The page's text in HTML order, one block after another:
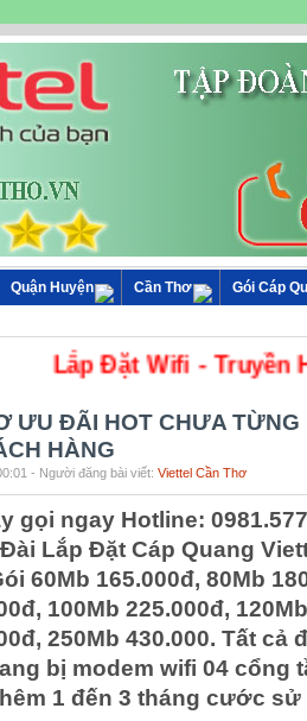
Quận Huyện Cần Thơ
Gói Cáp
Lắp Đặt Wifi -
ƯU ĐÃI HOT CHƯA TỪNG
HÀNG
- Người đăng bài viết: Viettel Cần Thơ
gọi ngay Hotline:
Lắp Đặt Cáp Quang
60Mb 165.000đ, 80Mb
100Mb 225.000đ,
250Mb 430.000. Tất
bị modem wifi 04 cổng
1 đến 3 tháng cước